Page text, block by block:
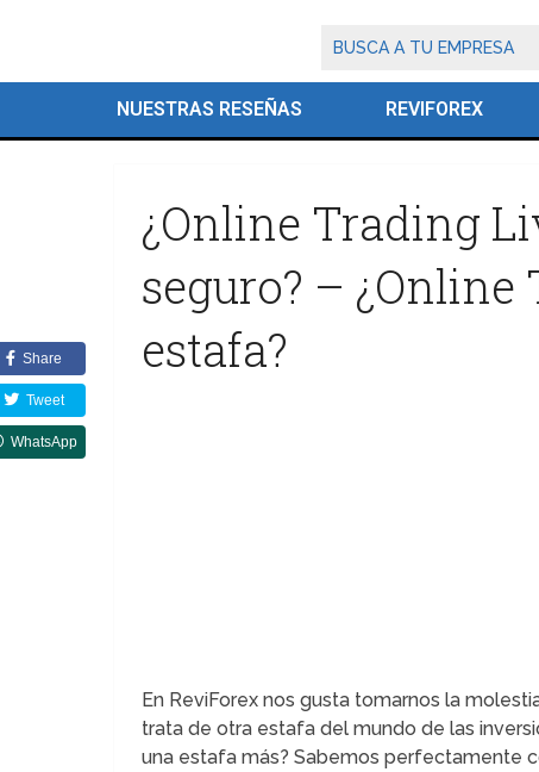
NUESTRAS RESEÑAS REVIFOREX
¿Online Trading
seguro? –
estafa?
En ReviForex nos gusta tomarnos la
trata de otra estafa del mundo de las
una estafa más? Sabemos perfectamente
Share
Tweet
WhatsApp